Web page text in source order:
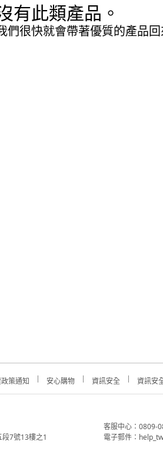
有此類產品。
們很快就會帶著優質的產品
策通知 安心購物 資訊安全 資訊安
7號13樓之1
客服中心：0809-
電子郵件：